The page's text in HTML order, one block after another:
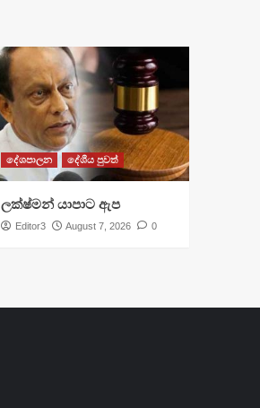
දේශපාලන දේශීය පුවත්
ලක්ෂ්මන් යාපාට ඇප
Editor3 August 7, 2026 0